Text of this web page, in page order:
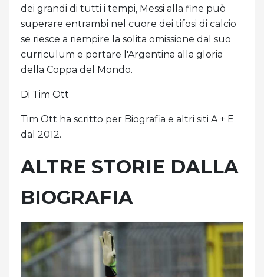
dei grandi di tutti i tempi, Messi alla fine può
superare entrambi nel cuore dei tifosi di calcio
se riesce a riempire la solita omissione dal suo
curriculum e portare l'Argentina alla gloria
della Coppa del Mondo.
Di Tim Ott
Tim Ott ha scritto per Biografia e altri siti A + E
dal 2012.
ALTRE STORIE DALLA
BIOGRAFIA